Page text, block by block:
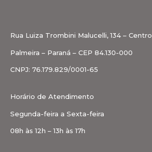
Rua Luiza Trombini Malucelli, 134 – Centro
Palmeira – Paraná – CEP 84.130-000
CNPJ: 76.179.829/0001-65
Horário de Atendimento
Segunda-feira a Sexta-feira
08h às 12h – 13h às 17h